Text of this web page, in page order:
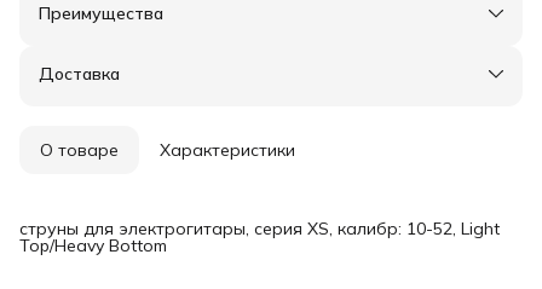
Преимущества
Оплата частями в Сплит
Удобный возврат
Доставка
О товаре Характеристики
струны для электрогитары, серия XS, калибр: 10-52, Light
Top/Heavy Bottom